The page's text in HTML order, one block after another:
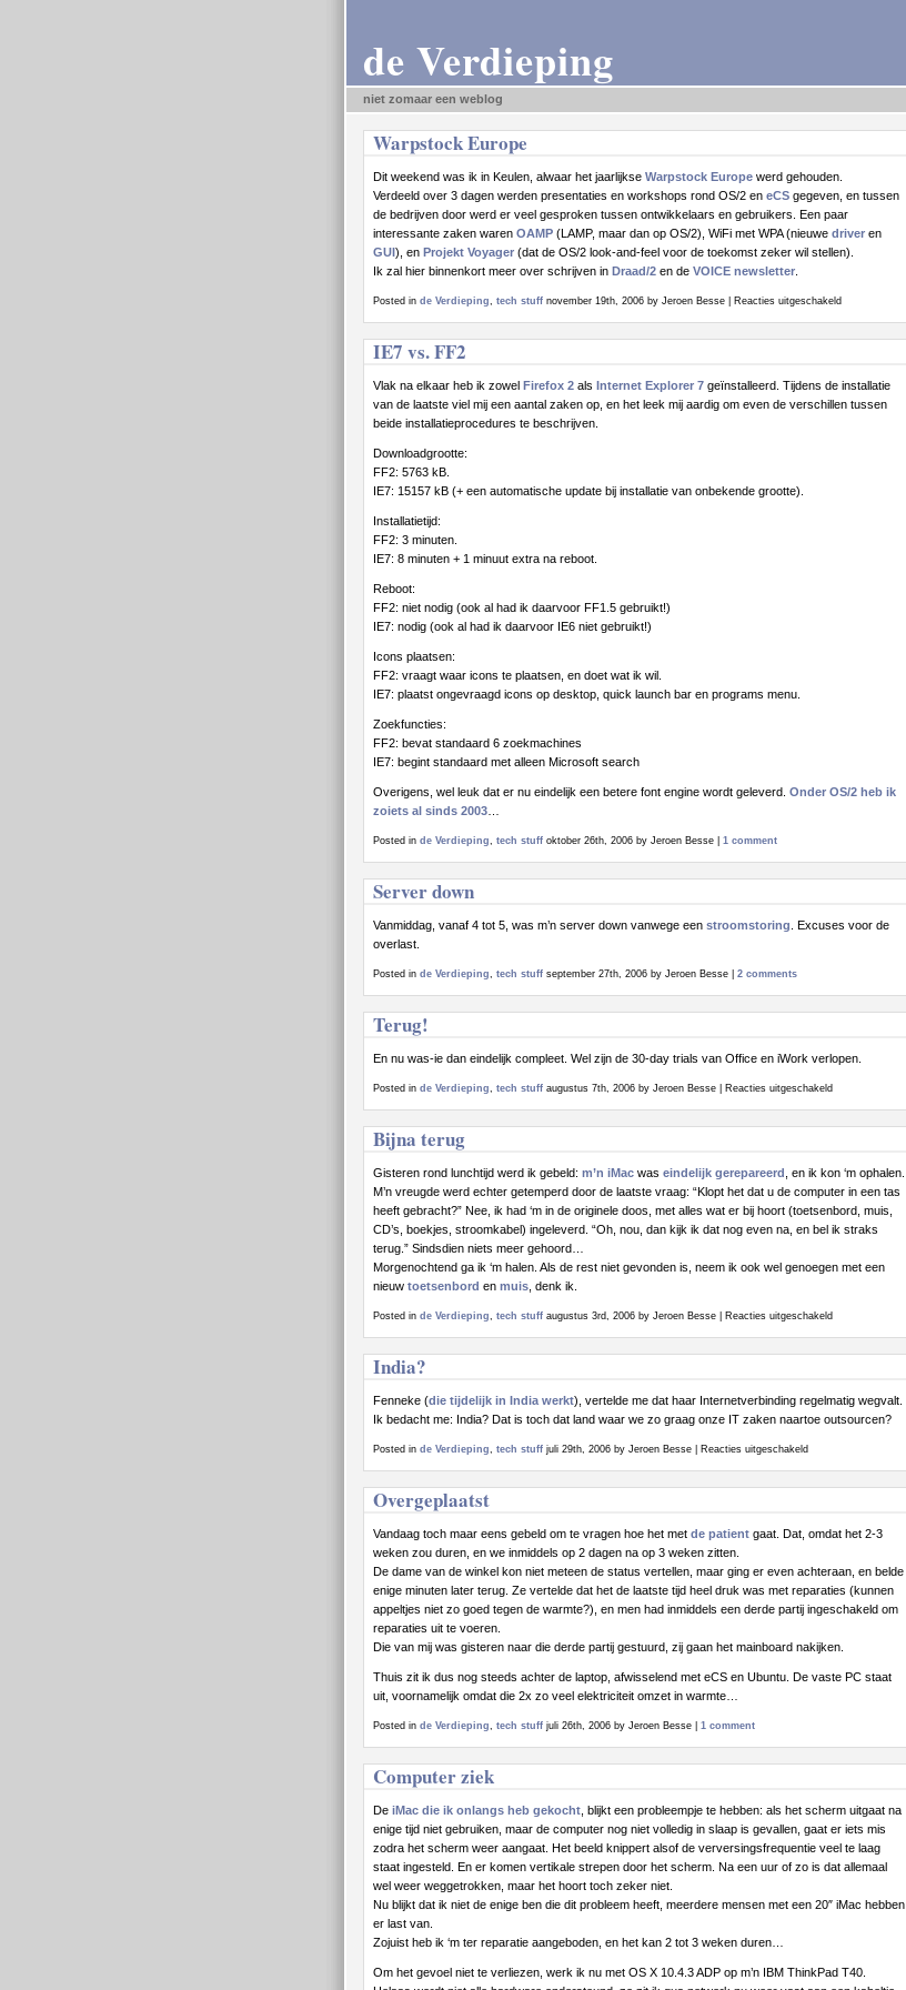
de Verdieping
niet zomaar een weblog
Warpstock Europe
Dit weekend was ik in Keulen, alwaar het jaarlijkse Warpstock Europe werd gehouden.
Verdeeld over 3 dagen werden presentaties en workshops rond OS/2 en eCS gegeven, en tussen
de bedrijven door werd er veel gesproken tussen ontwikkelaars en gebruikers. Een paar
interessante zaken waren OAMP (LAMP, maar dan op OS/2), WiFi met WPA (nieuwe driver en
GUI), en Projekt Voyager (dat de OS/2 look-and-feel voor de toekomst zeker wil stellen).
Ik zal hier binnenkort meer over schrijven in Draad/2 en de VOICE newsletter
Posted in de Verdieping, tech stuff november 19th, 2006 by Jeroen Besse | Reacties uitgeschakeldvoor
Europe
IE7 vs. FF2
Vlak na elkaar heb ik zowel Firefox 2 als Internet Explorer 7 geïnstalleerd. Tijdens de installatie
van de laatste viel mij een aantal zaken op, en het leek mij aardig om even de verschillen tussen
beide installatieprocedures te beschrijven.
Downloadgrootte:
FF2: 5763 kB.
IE7: 15157 kB (+ een automatische update bij installatie van onbekende grootte).
Installatietijd:
FF2: 3 minuten.
IE7: 8 minuten + 1 minuut extra na reboot.
Reboot:
FF2: niet nodig (ook al had ik daarvoor FF1.5 gebruikt!)
IE7: nodig (ook al had ik daarvoor IE6 niet gebruikt!)
Icons plaatsen:
FF2: vraagt waar icons te plaatsen, en doet wat ik wil.
IE7: plaatst ongevraagd icons op desktop, quick launch bar en programs menu.
Zoekfuncties:
FF2: bevat standaard 6 zoekmachines
IE7: begint standaard met alleen Microsoft search
Overigens, wel leuk dat er nu eindelijk een betere font engine wordt geleverd. Onder OS/2 heb ik
zoiets al sinds 2003
Posted in de Verdieping, tech stuff oktober 26th, 2006 by Jeroen Besse | 1 comment
Server down
Vanmiddag, vanaf 4 tot 5, was m’n server down vanwege een stroomstoring . Excuses voor de
overlast.
Posted in de Verdieping, tech stuff september 27th, 2006 by Jeroen Besse | 2 comments
Terug!
En nu was-ie dan eindelijk compleet. Wel zijn de 30-day trials van Office en iWork verlopen.
Posted in de Verdieping, tech stuff augustus 7th, 2006 by Jeroen Besse | Reacties uitgeschakeldvoor
Bijna terug
Gisteren rond lunchtijd werd ik gebeld: m’n iMac was eindelijk gerepareerd , en ik kon ‘m ophalen.
M’n vreugde werd echter getemperd door de laatste vraag: “Klopt het dat u de computer in een tas
heeft gebracht?” Nee, ik had ‘m in de originele doos, met alles wat er bij hoort (toetsenbord, muis,
CD’s, boekjes, stroomkabel) ingeleverd. “Oh, nou, dan kijk ik dat nog even na, en bel ik straks
terug.” Sindsdien niets meer gehoord…
Morgenochtend ga ik ‘m halen. Als de rest niet gevonden is, neem ik ook wel genoegen met een
nieuw toetsenbord en muis , denk ik.
Posted in de Verdieping, tech stuff augustus 3rd, 2006 by Jeroen Besse | Reacties uitgeschakeldvoor
terug
India?
Fenneke (die tijdelijk in India werkt), vertelde me dat haar Internetverbinding regelmatig wegvalt.
Ik bedacht me: India? Dat is toch dat land waar we zo graag onze IT zaken naartoe outsourcen?
Posted in de Verdieping, tech stuff juli 29th, 2006 by Jeroen Besse | Reacties uitgeschakeldvoor
Overgeplaatst
Vandaag toch maar eens gebeld om te vragen hoe het met de patient gaat. Dat, omdat het 2-3
weken zou duren, en we inmiddels op 2 dagen na op 3 weken zitten.
De dame van de winkel kon niet meteen de status vertellen, maar ging er even achteraan, en belde
enige minuten later terug. Ze vertelde dat het de laatste tijd heel druk was met reparaties (kunnen
appeltjes niet zo goed tegen de warmte?), en men had inmiddels een derde partij ingeschakeld om
reparaties uit te voeren.
Die van mij was gisteren naar die derde partij gestuurd, zij gaan het mainboard nakijken.
Thuis zit ik dus nog steeds achter de laptop, afwisselend met eCS en Ubuntu. De vaste PC staat
uit, voornamelijk omdat die 2x zo veel elektriciteit omzet in warmte…
Posted in de Verdieping, tech stuff juli 26th, 2006 by Jeroen Besse | 1 comment
Computer ziek
De iMac die ik onlangs heb gekocht , blijkt een probleempje te hebben: als het scherm uitgaat na
enige tijd niet gebruiken, maar de computer nog niet volledig in slaap is gevallen, gaat er iets mis
zodra het scherm weer aangaat. Het beeld knippert alsof de verversingsfrequentie veel te laag
staat ingesteld. En er komen vertikale strepen door het scherm. Na een uur of zo is dat allemaal
wel weer weggetrokken, maar het hoort toch zeker niet.
Nu blijkt dat ik niet de enige ben die dit probleem heeft, meerdere mensen met een 20″ iMac hebben
er last van.
Zojuist heb ik ‘m ter reparatie aangeboden, en het kan 2 tot 3 weken duren…
Om het gevoel niet te verliezen, werk ik nu met OS X 10.4.3 ADP op m’n IBM ThinkPad T40.